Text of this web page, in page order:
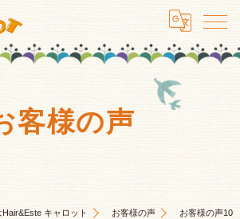
客様の声
キャロット お客様の声 お客様の声10